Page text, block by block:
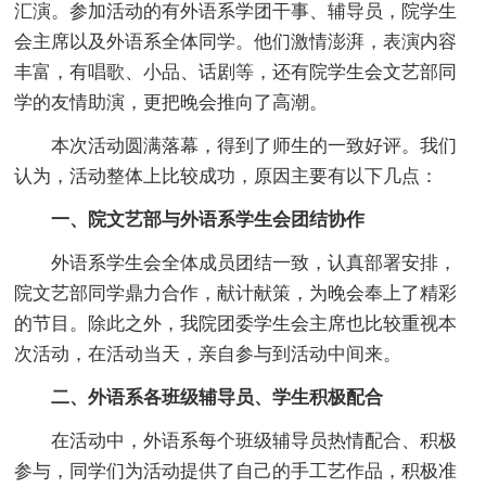
汇演。参加活动的有外语系学团干事、辅导员，院学生
会主席以及外语系全体同学。他们激情澎湃，表演内容
丰富，有唱歌、小品、话剧等，还有院学生会文艺部同
学的友情助演，更把晚会推向了高潮。
本次活动圆满落幕，得到了师生的一致好评。我们
认为，活动整体上比较成功，原因主要有以下几点：
一、院文艺部与外语系学生会团结协作
外语系学生会全体成员团结一致，认真部署安排，
院文艺部同学鼎力合作，献计献策，为晚会奉上了精彩
的节目。除此之外，我院团委学生会主席也比较重视本
次活动，在活动当天，亲自参与到活动中间来。
二、外语系各班级辅导员、学生积极配合
在活动中，外语系每个班级辅导员热情配合、积极
参与，同学们为活动提供了自己的手工艺作品，积极准